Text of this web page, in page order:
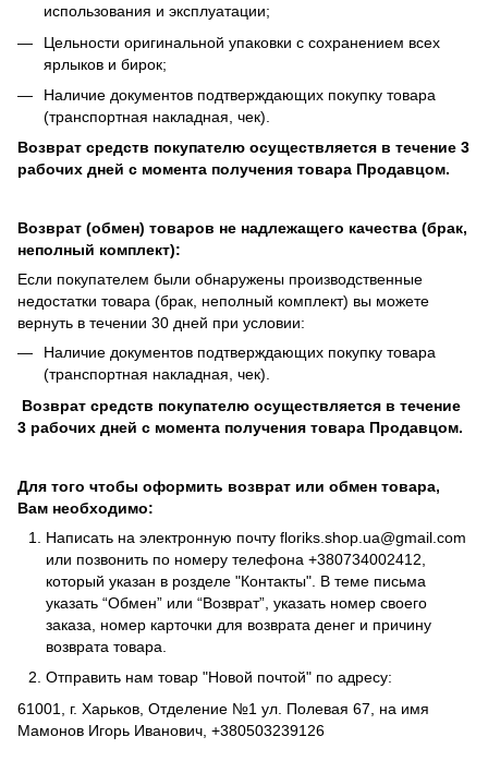
использования и эксплуатации;
Цельности оригинальной упаковки с сохранением всех
ярлыков и бирок;
Наличие документов подтверждающих покупку товара
(транспортная накладная, чек).
Возврат средств покупателю осуществляется в течение 3
рабочих дней с момента получения товара Продавцом.
Возврат (обмен) товаров не надлежащего качества (брак,
неполный комплект):
Если покупателем были обнаружены производственные
недостатки товара (брак, неполный комплект) вы можете
вернуть в течении 30 дней при условии:
Наличие документов подтверждающих покупку товара
(транспортная накладная, чек).
Возврат средств покупателю осуществляется в течение
3 рабочих дней с момента получения товара Продавцом.
Для того чтобы оформить возврат или обмен товара,
Вам необходимо:
Написать на электронную почту floriks.shop.ua@gmail.com
или позвонить по номеру телефона +380734002412
который указан в розделе "Контакты" . В теме письма
указать “Обмен” или “Возврат”, указать номер своего
заказа, номер карточки для возврата денег и причину
возврата товара.
Отправить нам товар "Новой почтой" по адресу:
61001, г. Харьков, Отделение №1 ул. Полевая 67, на имя
Мамонов Игорь Иванович, +380503239126